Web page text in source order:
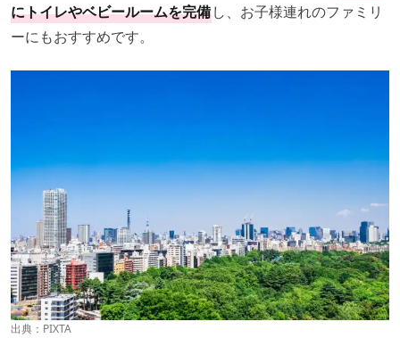
にトイレやベビールームを完備し、お子様連れのファミリ
ーにもおすすめです。
出典：PIXTA